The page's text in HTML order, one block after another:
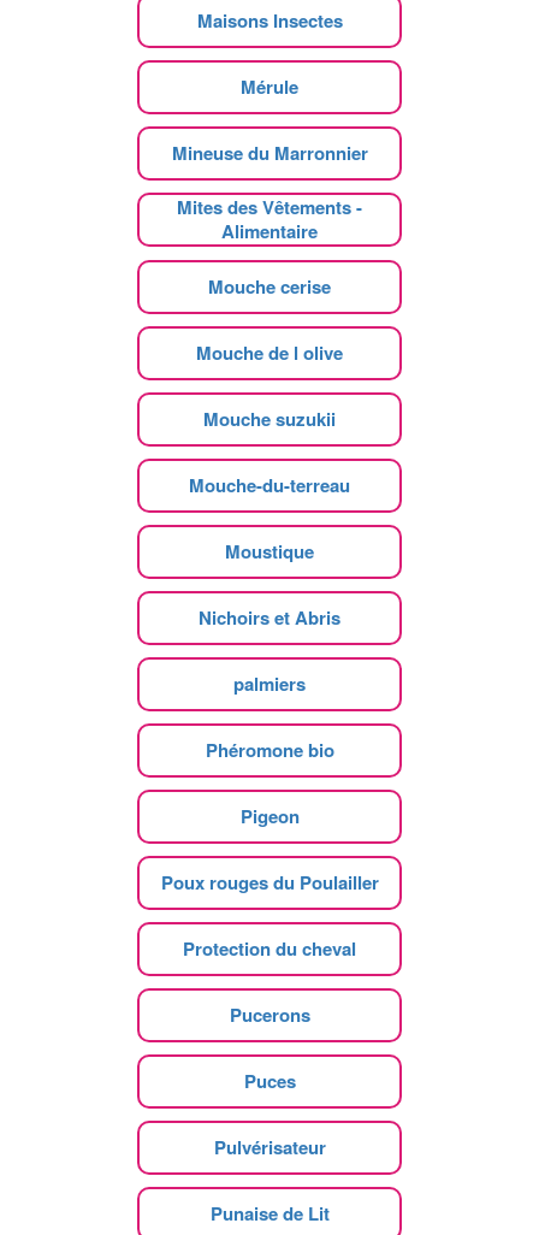
Maisons Insectes
Mérule
Mineuse du Marronnier
Mites des Vêtements -
Alimentaire
Mouche cerise
Mouche de l olive
Mouche suzukii
Mouche-du-terreau
Moustique
Nichoirs et Abris
palmiers
Phéromone bio
Pigeon
Poux rouges du Poulailler
Protection du cheval
Pucerons
Puces
Pulvérisateur
Punaise de Lit